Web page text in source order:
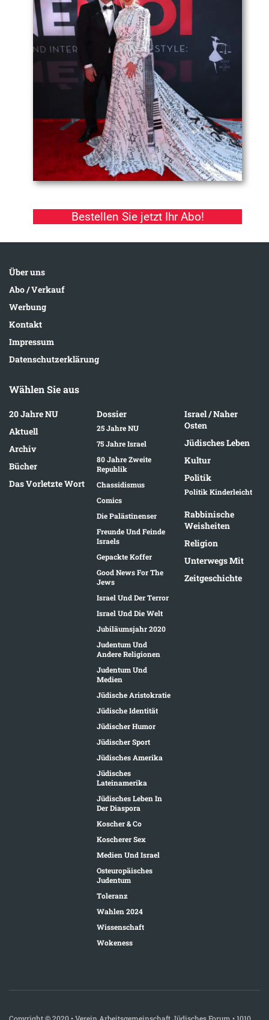
Bestellen Sie jetzt Ihr Abo!
Über uns
Abo / Verkauf
Werbung
Kontakt
Impressum
Datenschutzerklärung
Wählen Sie aus
20 Jahre NU
Aktuell
Archiv
Bücher
Das Vorletzte Wort
Dossier
25 Jahre NU
75 Jahre Israel
80 Jahre Zweite
Republik
Chassidismus
Comics
Die Palästinenser
Freunde Und Feinde
Israels
Gepackte Koffer
Good News For The
Jews
Israel Und Der Terror
Israel Und Die Welt
Jubiläumsjahr 2020
Judentum Und
Andere Religionen
Judentum Und
Medien
Jüdische Aristokratie
Jüdische Identität
Jüdischer Humor
Jüdischer Sport
Jüdisches Amerika
Jüdisches
Lateinamerika
Jüdisches Leben In
Der Diaspora
Koscher & Co
Koscherer Sex
Medien Und Israel
Osteuropäisches
Judentum
Toleranz
Wahlen 2024
Wissenschaft
Wokeness
Israel / Naher
Osten
Jüdisches Leben
Kultur
Politik
Politik Kinderleicht
Rabbinische
Weisheiten
Religion
Unterwegs Mit
Zeitgeschichte
Copyright © 2020 • Verein Arbeitsgemeinschaft Jüdisches Forum • 1010